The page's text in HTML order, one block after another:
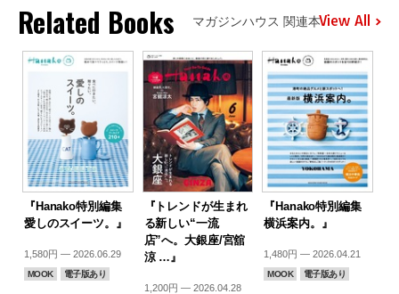
Related Books マガジンハウス 関連本View All
『Hanako特別編集
愛しのスイーツ。』
1,580円 — 2026.06.29
MOOK 電子版あり
『トレンドが生まれ
る新しい“一流
店”へ。大銀座/宮舘
涼 …』
1,200円 — 2026.04.28
『Hanako特別編集
横浜案内。』
1,480円 — 2026.04.21
MOOK 電子版あり